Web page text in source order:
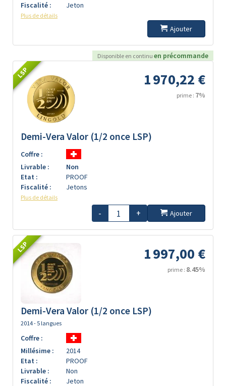
Fiscalité :
Jeton
Plus de détails
Ajouter
Disponible en continu en précommande
LSP 1 970,22 €
prime : 7%
Demi-Vera Valor (1/2 once LSP)
Coffre :
Livrable :
Non
Etat :
PROOF
Fiscalité :
Jetons
Plus de détails
- + Ajouter
LSP 1 997,00 €
prime : 8.45%
Demi-Vera Valor (1/2 once LSP)
2014 - 5 langues
Coffre :
Millésime :
2014
Etat :
PROOF
Livrable :
Non
Fiscalité :
Jeton